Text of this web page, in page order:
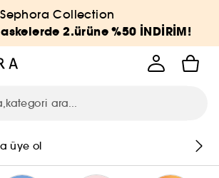
Sephora Collection
2.ürüne %50 İNDİRİM!
üye ol